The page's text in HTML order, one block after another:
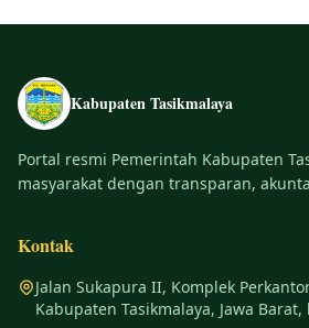
Kabupaten Tasikmalaya
Portal resmi Pemerintah Kabupaten
masyarakat dengan transparan,
Kontak
Jalan Sukapura II, Komplek
Kabupaten Tasikmalaya, Jawa Barat,